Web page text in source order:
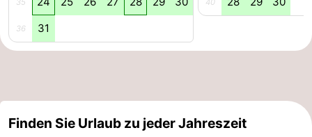
Leiden
Bollenstreek
Hollands
Katwijk
-
35
36 31
40
Finden Sie Urlaub zu jeder Jahreszeit